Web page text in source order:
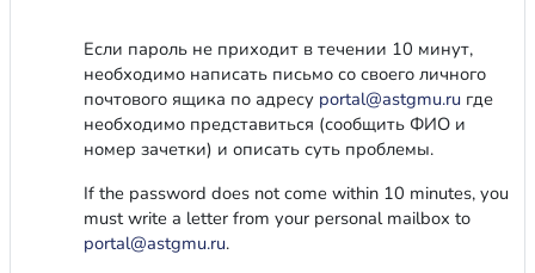
Если пароль не приходит в течении 10 минут,
необходимо написать письмо со своего личного
почтового ящика по адресу portal@astgmu.ru где
необходимо представиться (сообщить ФИО и
номер зачетки) и описать суть проблемы.
If the password does not come within 10 minutes, you
must write a letter from your personal mailbox to
portal@astgmu.ru.